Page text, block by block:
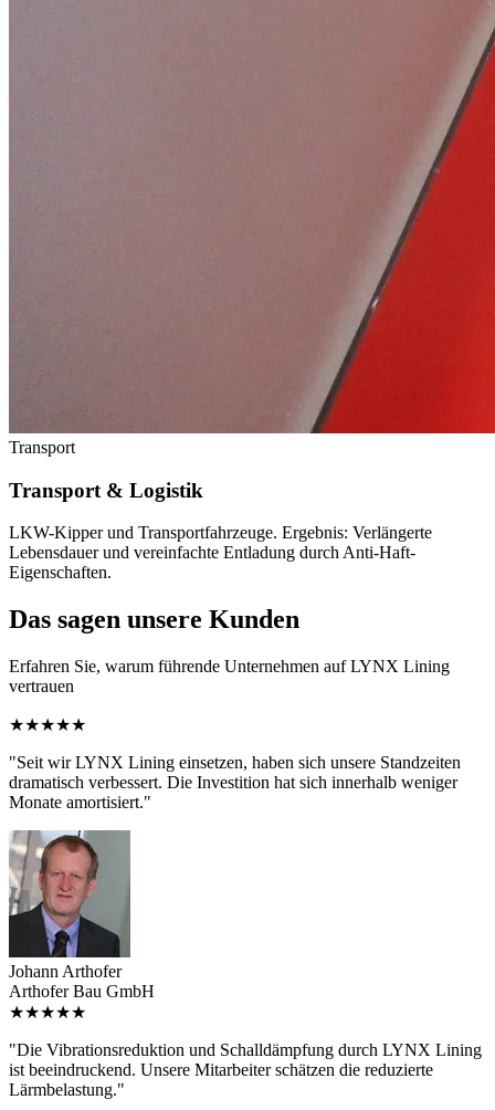
Transport
Transport & Logistik
LKW-Kipper und Transportfahrzeuge. Ergebnis: Verlängerte
Lebensdauer und vereinfachte Entladung durch Anti-Haft-
Eigenschaften.
Das sagen unsere Kunden
Erfahren Sie, warum führende Unternehmen auf LYNX Lining
vertrauen
★★★★★
"Seit wir LYNX Lining einsetzen, haben sich unsere Standzeiten
dramatisch verbessert. Die Investition hat sich innerhalb weniger
Monate amortisiert."
Johann Arthofer
Arthofer Bau GmbH
★★★★★
"Die Vibrationsreduktion und Schalldämpfung durch LYNX Lining
ist beeindruckend. Unsere Mitarbeiter schätzen die reduzierte
Lärmbelastung."